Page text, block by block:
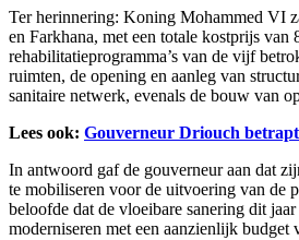
Ter herinnering: Koning Mohammed VI
en Farkhana, met een totale kostprijs
rehabilitatieprogramma’s van de vijf
ruimten, de opening en aanleg van
sanitaire netwerk, evenals de bouw van
Lees ook: Gouverneur Driouch
In antwoord gaf de gouverneur aan dat
te mobiliseren voor de uitvoering van de
beloofde dat de vloeibare sanering dit
moderniseren met een aanzienlijk budget